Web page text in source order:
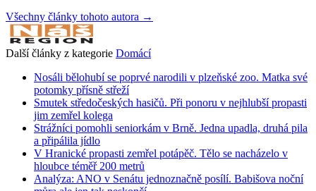
Všechny články tohoto autora →
Další články z kategorie Domácí
Nosáli bělohubí se poprvé narodili v plzeňské zoo. Matka své
potomky přísně střeží
Smutek středočeských hasičů. Při ponoru v nejhlubší propasti
jim zemřel kolega
Strážníci pomohli seniorkám v Brně. Jedna upadla, druhá pila
a připálila jídlo
V Hranické propasti zemřel potápěč. Tělo se nacházelo v
hloubce téměř 200 metrů
Analýza: ANO v Senátu jednoznačně posílí. Babišova noční